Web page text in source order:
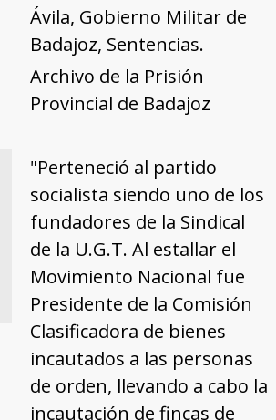
Ávila, Gobierno Militar de
Badajoz, Sentencias.
Archivo de la Prisión
Provincial de Badajoz
"Perteneció al partido
socialista siendo uno de los
fundadores de la Sindical
de la U.G.T. Al estallar el
Movimiento Nacional fue
Presidente de la Comisión
Clasificadora de bienes
incautados a las personas
de orden, llevando a cabo la
incautación de fincas de